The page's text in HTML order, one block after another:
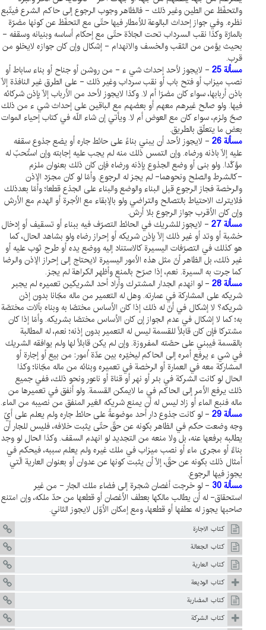
والتحفّظ عن الطين وغير ذلك - فالظاهر وجوب الرجوع إلى حاكم الشرع فيتّبع
نظره. وفي جواز إحداث البالوعة للأمطار فيها حتّى مع التحفّظ عن كونها مضرّة
بالمارّة وكذا نقب السرداب تحت الجادّة حتّى مع إحكام أساسه وبنيانه وسقفه -
بحيث يؤمن من الثقب والخسف والانهدام - إشكال وإن كان جوازه لايخلو من
قرب.
مسألة 25
- لايجوز لأحد إحداث شي ء - من روشن أو جناح أو بناء ساباط أو
نصب ميزاب أو فتح باب أو نقب سرداب وغير ذلك - على الطرق غير النافذة إلّا
باذن أربابها، سواء كان مضرّا أم لا. وكذا لايجوز لأحد من الأرباب إلّا بإذن شركائه
فيها. ولو صالح غيرهم معهم أو بعضهم مع الباقين على إحداث شي ء من ذلك
صحّ ولزم، سواء كان مع العوض أم لا. ويأتي إن شاء اللّه في كتاب إحياء الموات
بعض ما يتعلّق بالطريق.
مسألة 26
- لايجوز لأحد أن يبني بناءً على حائط جاره أو يضع جذوع سقفه
عليه إلّا باذنه ورضاه. وإن التمس ذلك منه لم يجب عليه إجابته وإن استُحبّ له
مؤكّدا. ولو بنى أو وضع الجذوع بإذنه ورضاه فإن كان ذلك بعنوان ملزم
-كالشرط والصلح ونحوهما- لم يجز له الرجوع. وأمّا لو كان مجرّد الإذن
والرخصة فجاز الرجوع قبل البناء والوضع والبناء على الجذع قطعا؛ وأمّا بعدذلك
فلايترك الاحتياط بالتصالح والتراضي ولو بالإبقاء مع الاُجرة أو الهدم مع الأرش
وإن كان الأقرب جواز الرجوع بلا أرش.
مسألة 27
- لايجوز للشريك في الحائط التصرّف فيه ببناء أو تسقيف أو إدخال
خشبة أو وتد أو غير ذلك إلّا بإذن شريكه أو إحراز رضاه ولو بشاهد الحال، كما
هو كذلك في التصرّفات اليسيرة كالاستناد إليه ووضع يده أو طرح ثوب عليه أو
غير ذلك، بل الظاهر أنّ مثل هذه الاُمور اليسيرة لايحتاج إلى إحراز الإذن والرضا
كما جرت به السيرة. نعم، إذا صرّح بالمنع وأظهر الكراهة لم يجز.
مسألة 28
- لو انهدم الجدار المشترك وأراد أحد الشريكين تعميره لم يجبر
شريكه على المشاركة في عمارته. وهل له التعمير من ماله مجّانا بدون إذن
شريكه؟ لا إشكال في أنّ له ذلك إذا كان الأساس مختصّا به وبناه بآلات مختصّة
به؛ كما لا إشكال في عدم الجواز إن كان الأساس مختصّا بشريكه. وأمّا إذا كان
مشتركا فإن كان قابلاً للقسمة ليس له التعمير بدون إذنه؛ نعم، له المطالبة
بالقسمة فيبني على حصّته المفروزة. وإن لم يكن قابلاً لها ولم يوافقه الشريك
في شي ء يرفع أمره إلى الحاكم ليخيّره بين عدّة اُمور: من بيع أو إجارة أو
المشاركة معه في العمارة أو الرخصة في تعميره وبنائه من ماله مجّانا؛ وكذا
الحال لو كانت الشركة في بئر أو نهر أو قناة أو ناعور ونحو ذلك، ففي جميع
ذلك يرفع الأمر إلى الحاكم في ما لايمكن القسمة. ولو أنفق في تعميرها من
ماله فنبع الماء أو زاد ليس له أن يمنع شريكه الغير المنفق من نصيبه من الماء.
مسألة 29
- لو كانت جذوع دار أحد موضوعةً على حائط جاره ولم يعلم على أيّ
وجه وضعت حكم في الظاهر بكونه عن حقّ حتّى يثبت خلافه، فليس للجار أن
يطالبه برفعها عنه، بل ولا منعه من التجديد لو انهدم السقف. وكذا الحال لو وجد
بناءٌ أو مجرى ماء أو نصب ميزاب في ملك غيره ولم يعلم سببه، فيحكم في
أمثال ذلك بكونه عن حقّ، إلّا أن يثبت كونها عن عدوان أو بعنوان العارية الّتي
يجوز فيها الرجوع.
مسألة 30
- لو خرجت أغصان شجرة إلى فضاء ملك الجار - من غير
استحقاق- له أن يطالب مالكها بعطف الأغصان أو قطعها من حدّ ملكه، وإن امتنع
صاحبها يجوز له عطفها أو قطعها، ومع إمكان الأوّل لايجوز الثاني.
كتاب الاجارة
كتاب الجعالة
كتاب العارية
كتاب الوديعة
كتاب المضاربة
كتاب الشركة